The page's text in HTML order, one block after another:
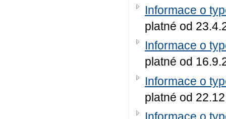
Informace o
platné od
Informace o
platné od
Informace o
platné od